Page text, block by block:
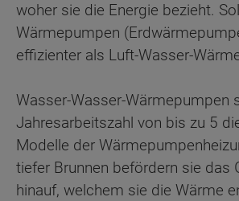
woher sie die Energie bezieht.
Wärmepumpen
effizienter als Luft-Wasser-
Wasser-Wasser-Wärmepumpen
Jahresarbeitszahl von bis zu 5
Modelle der
tiefer Brunnen befördern sie das
hinauf, welchem sie die Wärme